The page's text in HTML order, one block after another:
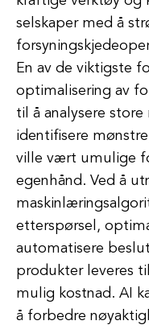
selskaper med å
En av de viktigste
optimalisering av
til å analysere
identifisere
ville vært umulige
egenhånd. Ved å
etterspørsel,
automatisere
produkter leveres
mulig kostnad. AI
å forbedre